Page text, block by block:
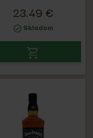
23.49 €
Skladom